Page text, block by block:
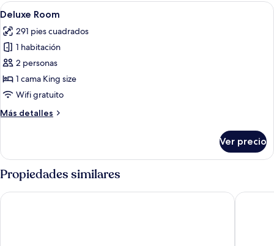
Abrir
todas
las
fotos
de
Deluxe
Room
Un dormitorio con una cama
14
Deluxe Room
291 pies cuadrados
1 habitación
2 personas
1 cama King size
Wifi gratuito
Más detalles
Más
Room
Ver precio
Propiedades similares
Rosa Grand Milano - Starhotels Collezione QC